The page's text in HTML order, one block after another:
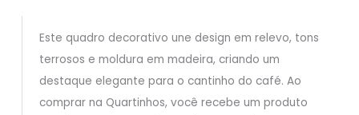
Este quadro decorativo une design em relevo, tons
terrosos e moldura em madeira, criando um
destaque elegante para o cantinho do café. Ao
comprar na Quartinhos, você recebe um produto